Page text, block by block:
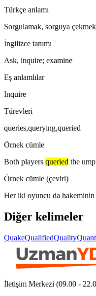
Türkçe anlamı
Sorgulamak, sorguya çekmek
İngilizce tanımı
Ask, inquire; examine
Eş anlamlılar
Inquire
Türevleri
queries,querying,queried
Örnek cümle
Both players queried the
Örnek cümle (çeviri)
Her iki oyuncu da hakeminin
Diğer kelimeler
QuakeQualifiedQuality
İletişim Merkezi (09.00 -